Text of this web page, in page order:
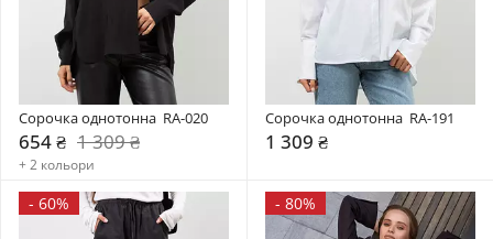
Сорочка однотонна  RA-020
654 ₴ 1 309 ₴
+ 2 кольори
Сорочка однотонна  RA-191
1 309 ₴
- 60% - 80%